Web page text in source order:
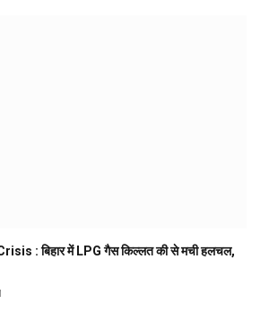
: बिहार में LPG गैस किल्लत की से मची हलचल,